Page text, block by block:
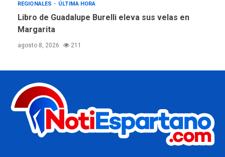
REGIONALES ÚLTIMA HORA
Libro de Guadalupe Burelli eleva sus velas en
Margarita
agosto 8, 2026 211